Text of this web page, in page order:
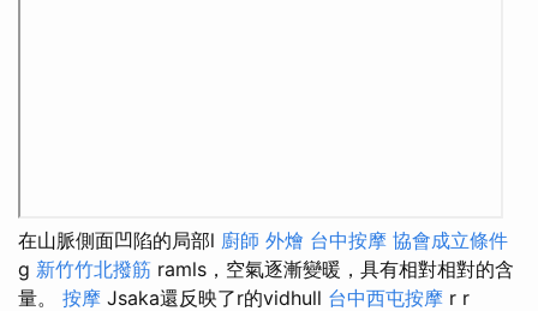
在山脈側面凹陷的局部l 廚師 外燴 台中按摩 協會成立條件
g 新竹竹北撥筋 ramls，空氣逐漸變暖，具有相對相對的含
量。 按摩 Jsaka還反映了r的vidhull 台中西屯按摩 r r